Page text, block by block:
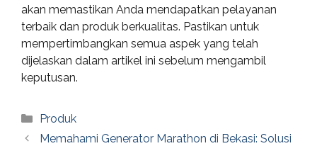
akan memastikan Anda mendapatkan pelayanan
terbaik dan produk berkualitas. Pastikan untuk
mempertimbangkan semua aspek yang telah
dijelaskan dalam artikel ini sebelum mengambil
keputusan.
Categories
Produk
Memahami Generator Marathon di Bekasi: Solusi